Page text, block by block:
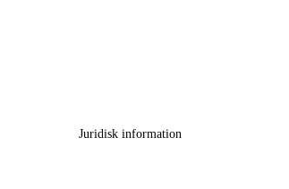
Juridisk information